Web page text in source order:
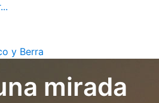
y Berra
mirada